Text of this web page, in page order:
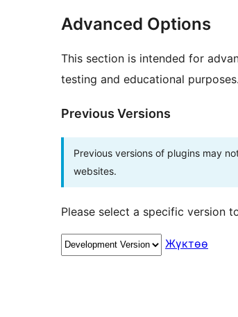
Advanced Options
This section is intended for
testing and educational purposes.
Previous Versions
Previous versions of plugins may
websites.
Please select a specific version
Жүктөө